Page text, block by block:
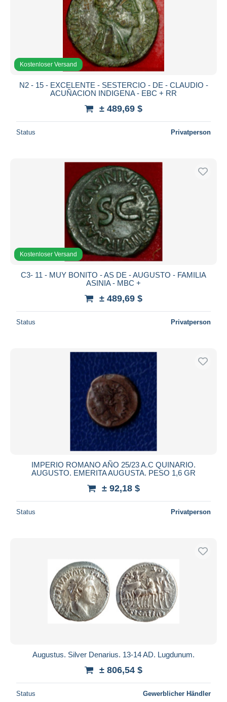
Kostenloser Versand
N2 - 15 - EXCELENTE - SESTERCIO - DE - CLAUDIO -
ACUÑACION INDIGENA - EBC + RR
± 489,69 $
Status Privatperson
Kostenloser Versand
C3- 11 - MUY BONITO - AS DE - AUGUSTO - FAMILIA
ASINIA - MBC +
± 489,69 $
Status Privatperson
IMPERIO ROMANO AÑO 25/23 A.C QUINARIO.
AUGUSTO. EMERITA AUGUSTA. PESO 1,6 GR
± 92,18 $
Status Privatperson
Augustus. Silver Denarius. 13-14 AD. Lugdunum.
± 806,54 $
Status Gewerblicher Händler